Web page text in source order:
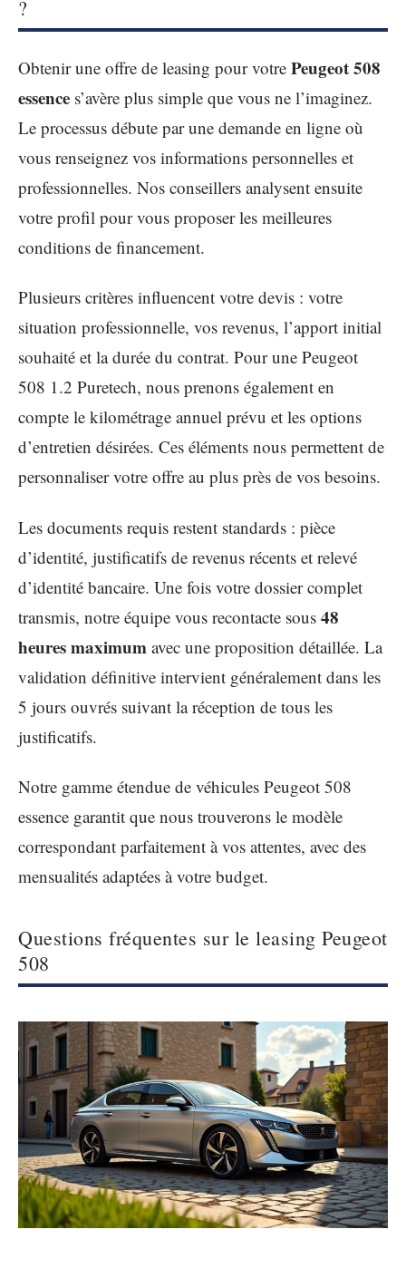
?
Obtenir une offre de leasing pour votre Peugeot 508
essence s’avère plus simple que vous ne l’imaginez.
Le processus débute par une demande en ligne où
vous renseignez vos informations personnelles et
professionnelles. Nos conseillers analysent ensuite
votre profil pour vous proposer les meilleures
conditions de financement.
Plusieurs critères influencent votre devis : votre
situation professionnelle, vos revenus, l’apport initial
souhaité et la durée du contrat. Pour une Peugeot
508 1.2 Puretech, nous prenons également en
compte le kilométrage annuel prévu et les options
d’entretien désirées. Ces éléments nous permettent de
personnaliser votre offre au plus près de vos besoins.
Les documents requis restent standards : pièce
d’identité, justificatifs de revenus récents et relevé
d’identité bancaire. Une fois votre dossier complet
transmis, notre équipe vous recontacte sous 48
heures maximum avec une proposition détaillée. La
validation définitive intervient généralement dans les
5 jours ouvrés suivant la réception de tous les
justificatifs.
Notre gamme étendue de véhicules Peugeot 508
essence garantit que nous trouverons le modèle
correspondant parfaitement à vos attentes, avec des
mensualités adaptées à votre budget.
Questions fréquentes sur le leasing Peugeot
508